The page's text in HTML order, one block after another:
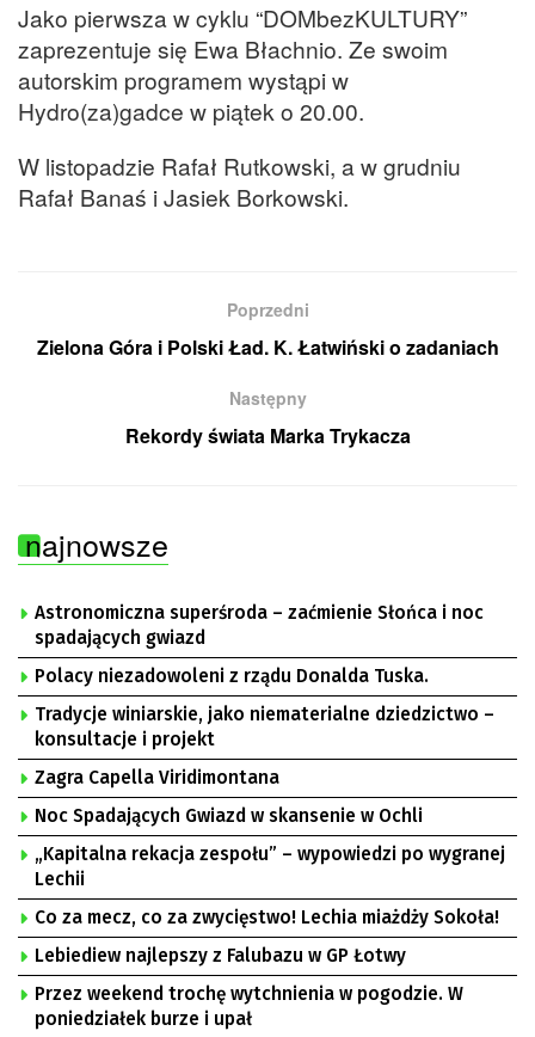
Jako pierwsza w cyklu “DOMbezKULTURY”
zaprezentuje się Ewa Błachnio. Ze swoim
autorskim programem wystąpi w
Hydro(za)gadce w piątek o 20.00.
W listopadzie Rafał Rutkowski, a w grudniu
Rafał Banaś i Jasiek Borkowski.
Poprzedni
Zielona Góra i Polski Ład. K. Łatwiński o zadaniach
Następny
Rekordy świata Marka Trykacza
najnowsze
Astronomiczna superśroda – zaćmienie Słońca i noc
spadających gwiazd
Polacy niezadowoleni z rządu Donalda Tuska.
Tradycje winiarskie, jako niematerialne dziedzictwo –
konsultacje i projekt
Zagra Capella Viridimontana
Noc Spadających Gwiazd w skansenie w Ochli
„Kapitalna rekacja zespołu” – wypowiedzi po wygranej
Lechii
Co za mecz, co za zwycięstwo! Lechia miażdży Sokoła!
Lebiediew najlepszy z Falubazu w GP Łotwy
Przez weekend trochę wytchnienia w pogodzie. W
poniedziałek burze i upał